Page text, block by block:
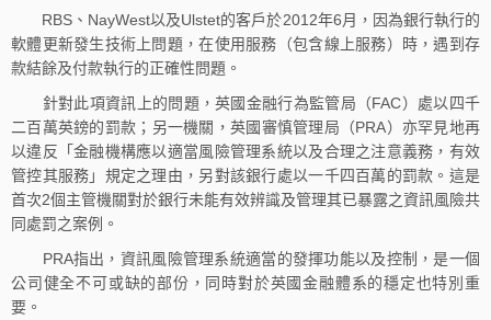
RBS、NayWest以及Ulstet的客戶於2012年6月，因為銀行執行的
軟體更新發生技術上問題，在使用服務（包含線上服務）時，遇到存
款結餘及付款執行的正確性問題。
針對此項資訊上的問題，英國金融行為監管局（FAC）處以四千
二百萬英鎊的罰款；另一機關，英國審慎管理局（PRA）亦罕見地再
以違反「金融機構應以適當風險管理系統以及合理之注意義務，有效
管控其服務」規定之理由，另對該銀行處以一千四百萬的罰款。這是
首次2個主管機關對於銀行未能有效辨識及管理其已暴露之資訊風險共
同處罰之案例。
PRA指出，資訊風險管理系統適當的發揮功能以及控制，是一個
公司健全不可或缺的部份，同時對於英國金融體系的穩定也特別重
要。